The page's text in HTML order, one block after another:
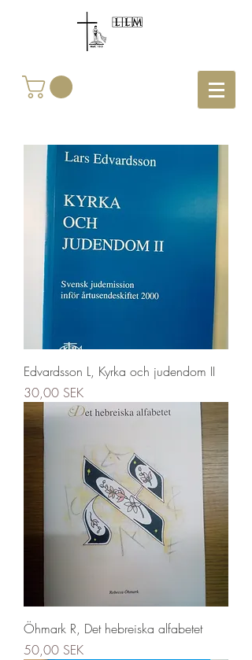
Edvardsson L, Kyrka och judendom II
Precio
30,00 SEK
Öhmark R, Det hebreiska alfabetet
Precio
50,00 SEK